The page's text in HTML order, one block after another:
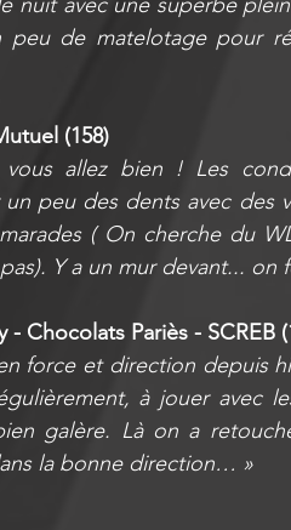
peu de matelotage pour
(158)
allez bien ! Les
peu des dents avec des
( On cherche du
Y a un mur devant...
- Chocolats Pariès - SCREB
force et direction depuis
à jouer avec
galère. Là on a
la bonne direction… »